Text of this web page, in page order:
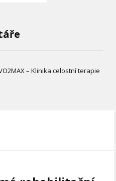
– Klinika celostní terapie